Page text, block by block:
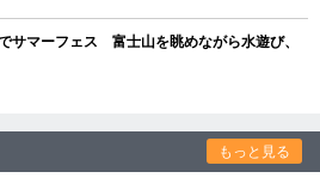
サマーフェス 富士山を眺めながら水遊び、
もっと見る